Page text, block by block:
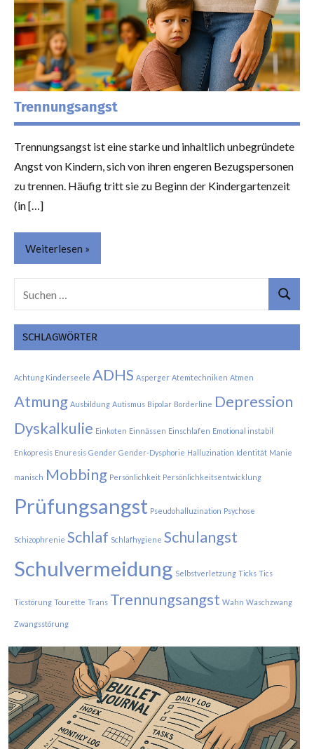
Trennungsangst
Trennungsangst ist eine starke und inhaltlich unbegründete
Angst von Kindern, sich von ihren engeren Bezugspersonen
zu trennen. Häufig tritt sie zu Beginn der Kindergartenzeit
(in […]
Weiterlesen
Featured
nach:
Suchen
SCHLAGWÖRTER
Achtung Kinderseele ADHS Asperger Atemtechniken Atmen
Atmung Ausbildung Autismus Bipolar Borderline Depression
Dyskalkulie Einkoten Einnässen Einschlafen Emotional instabil
Enkopresis Enuresis Gender Gender-Dysphorie Halluzination Identität Manie
manisch Mobbing Persönlichkeit Persönlichkeitsentwicklung
Prüfungsangst Pseudohalluzination Psychose
Schizophrenie Schlaf Schlafhygiene Schulangst
Schulvermeidung Selbstverletzung Ticks Tics
Ticstörung Tourette Trans Trennungsangst Wahn Waschzwang
Zwangsstörung